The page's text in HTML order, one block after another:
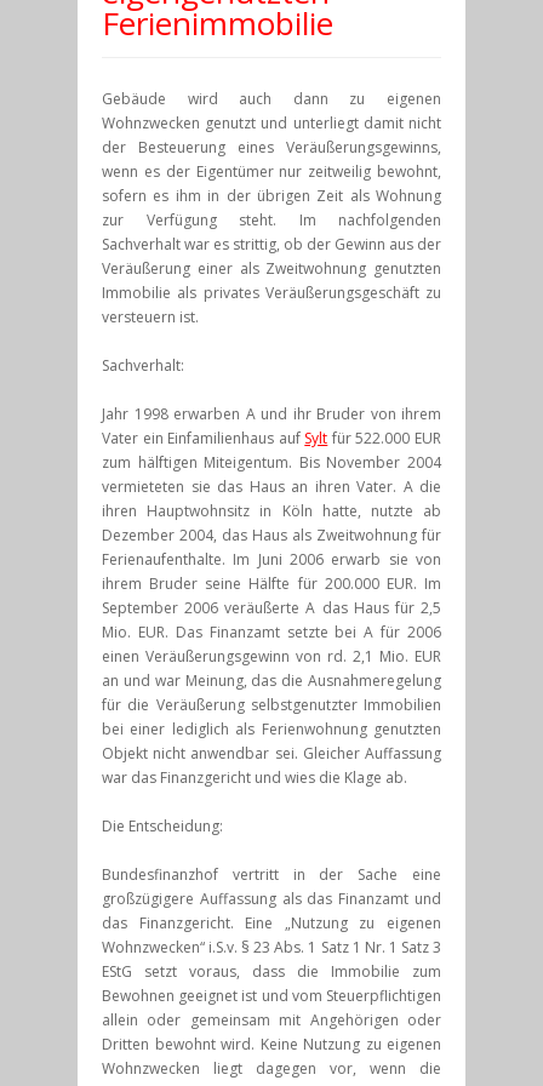
Ferienimmobilie
Gebäude wird auch dann zu eigenen
Wohnzwecken genutzt und unterliegt damit nicht
der Besteuerung eines Veräußerungsgewinns,
wenn es der Eigentümer nur zeitweilig bewohnt,
sofern es ihm in der übrigen Zeit als Wohnung
zur Verfügung steht. Im nachfolgenden
Sachverhalt war es strittig, ob der Gewinn aus der
Veräußerung einer als Zweitwohnung genutzten
Immobilie als privates Veräußerungsgeschäft zu
versteuern ist.
Sachverhalt:
Jahr 1998 erwarben A und ihr Bruder von ihrem
Vater ein Einfamilienhaus auf Sylt für 522.000 EUR
zum hälftigen Miteigentum. Bis November 2004
vermieteten sie das Haus an ihren Vater. A die
ihren Hauptwohnsitz in Köln hatte, nutzte ab
Dezember 2004, das Haus als Zweitwohnung für
Ferienaufenthalte. Im Juni 2006 erwarb sie von
ihrem Bruder seine Hälfte für 200.000 EUR. Im
September 2006 veräußerte A das Haus für 2,5
Mio. EUR. Das Finanzamt setzte bei A für 2006
einen Veräußerungsgewinn von rd. 2,1 Mio. EUR
an und war Meinung, das die Ausnahmeregelung
für die Veräußerung selbstgenutzter Immobilien
bei einer lediglich als Ferienwohnung genutzten
Objekt nicht anwendbar sei. Gleicher Auffassung
war das Finanzgericht und wies die Klage ab.
Die Entscheidung:
Bundesfinanzhof vertritt in der Sache eine
großzügigere Auffassung als das Finanzamt und
das Finanzgericht. Eine „Nutzung zu eigenen
Wohnzwecken“ i.S.v. § 23 Abs. 1 Satz 1 Nr. 1 Satz 3
EStG setzt voraus, dass die Immobilie zum
Bewohnen geeignet ist und vom Steuerpflichtigen
allein oder gemeinsam mit Angehörigen oder
Dritten bewohnt wird. Keine Nutzung zu eigenen
Wohnzwecken liegt dagegen vor, wenn die